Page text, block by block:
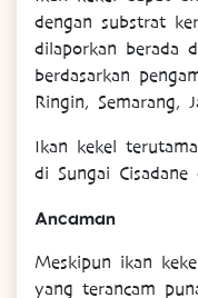
dengan substrat
dilaporkan berada
berdasarkan
Ringin, Semarang,
Ikan kekel
di Sungai
Ancaman
Meskipun ikan
yang terancam